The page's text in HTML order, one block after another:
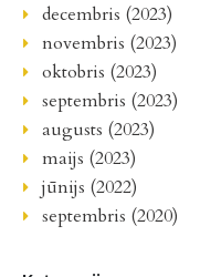
decembris (2023)
novembris (2023)
oktobris (2023)
septembris (2023)
augusts (2023)
maijs (2023)
jūnijs (2022)
septembris (2020)